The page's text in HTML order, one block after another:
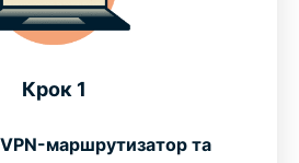
Крок 1
маршрутизатор та